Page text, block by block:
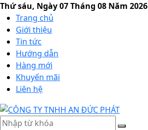
Thứ sáu, Ngày 07 Tháng 08 Năm 2026
Trang chủ
Giới thiệu
Tin tức
Hướng dẫn
Hàng mới
Khuyến mãi
Liên hệ